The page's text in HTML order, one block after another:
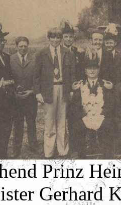
Prinz
Gerhard